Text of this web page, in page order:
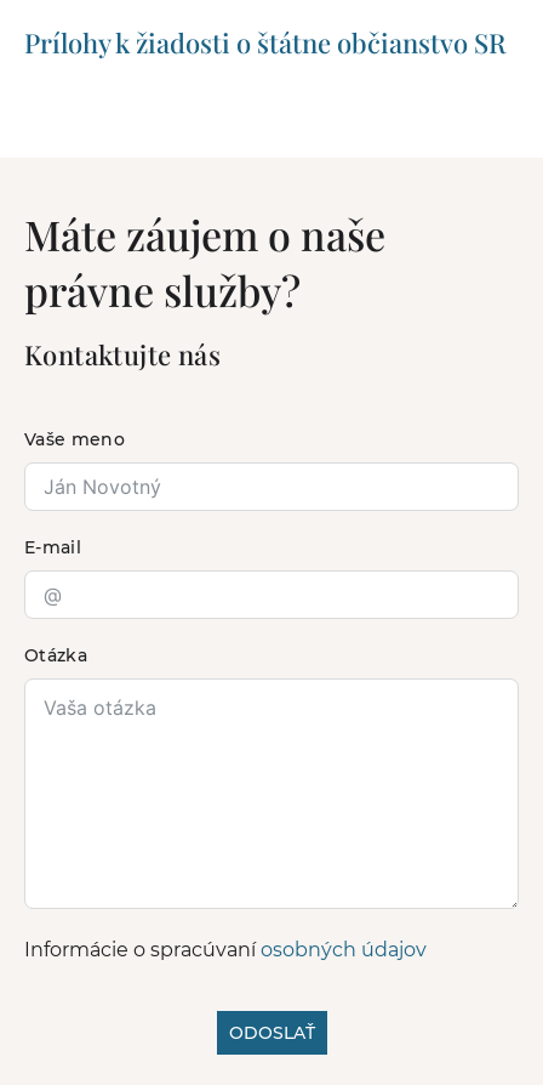
Prílohy k žiadosti o štátne občianstvo SR
Máte záujem o naše
právne služby?
Kontaktujte nás
Vaše meno
E-mail
Otázka
Informácie o spracúvaníosobných údajov
ODOSLAŤ